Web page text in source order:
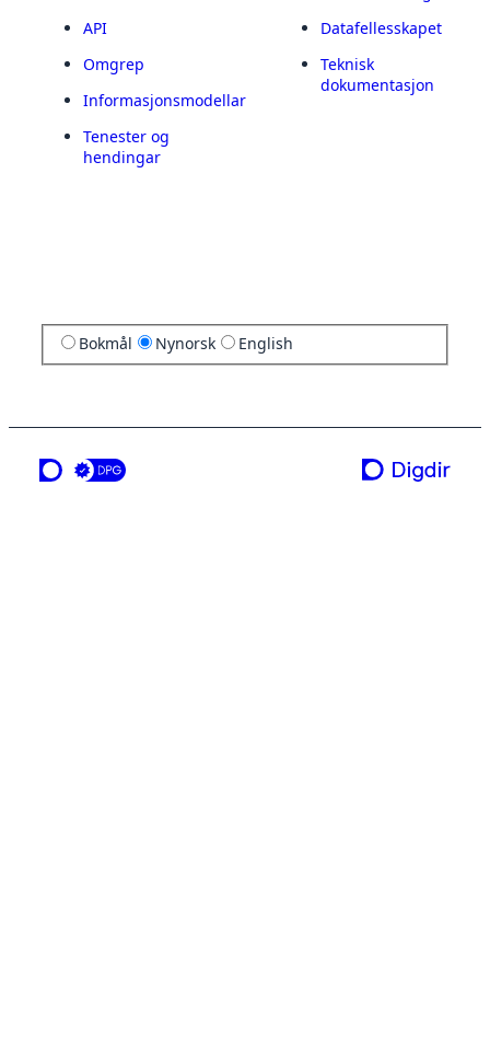
API
Omgrep
Informasjonsmodellar
Tenester og
hendingar
Datafellesskapet
Teknisk
dokumentasjon
Bokmål Nynorsk English